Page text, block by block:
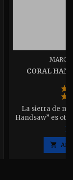
CORAL
La sierra de
Handsaw” es
para el
